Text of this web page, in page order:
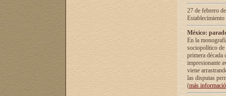
27 de febrero
México:
En la
sociopolítico de
primera década
impresionante
viene
las disputas
(más